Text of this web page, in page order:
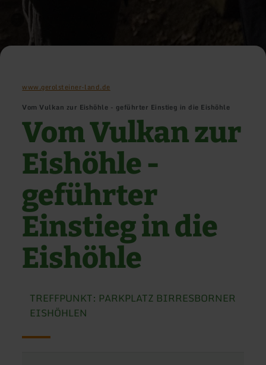
www.gerolsteiner-land.de
Vom Vulkan zur Eishöhle - geführter Einstieg in die Eishöhle
Vom Vulkan zur
Eishöhle -
geführter
Einstieg in die
Eishöhle
TREFFPUNKT: PARKPLATZ BIRRESBORNER
EISHÖHLEN